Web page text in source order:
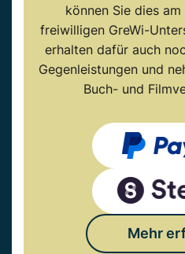
können Sie dies
freiwilligen GreWi-
erhalten dafür auch
Gegenleistungen und
Buch- und
Mehr